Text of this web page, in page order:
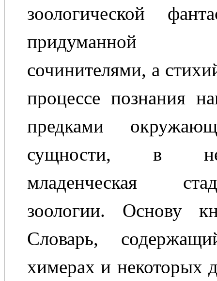
зоологической
придуманной
сочинителями, а
процессе познания
предками
сущности, в
младенческая
зоологии. Основу
Словарь,
химерах и некоторых